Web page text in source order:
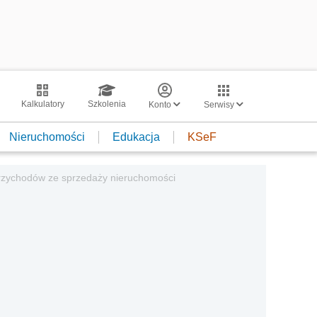
Kalkulatory Szkolenia Konto Serwisy
Nieruchomości Edukacja KSeF
ze sprzedaży nieruchomości